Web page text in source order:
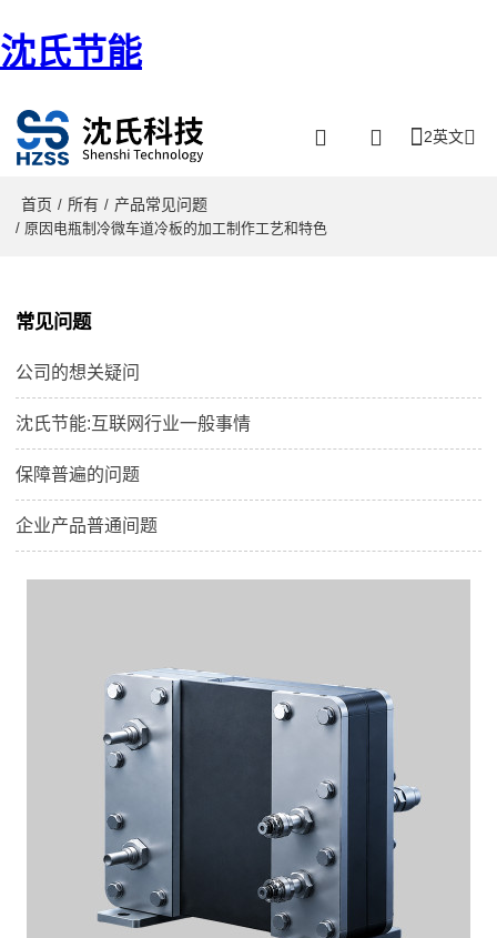
沈氏节能
2英文
首页 / 所有 / 产品常见问题
/ 原因电瓶制冷微车道冷板的加工制作工艺和特色
常见问题
公司的想关疑问
沈氏节能:互联网行业一般事情
保障普遍的问题
企业产品普通间题